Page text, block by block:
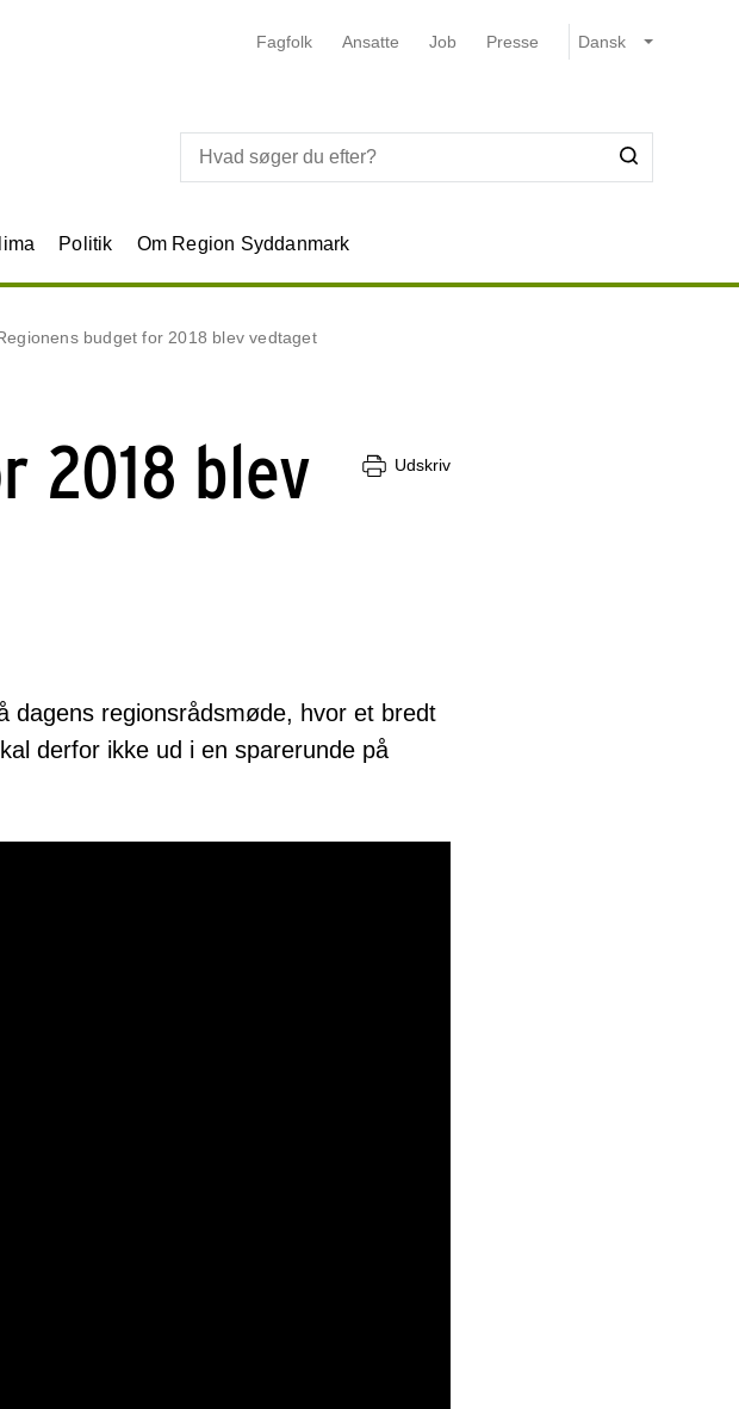
Fagfolk Ansatte Job Presse
Politik Om Region Syddanmark
budget for 2018 blev vedtaget
2018 blev
Udskriv
dagens regionsrådsmøde, hvor et bredt
derfor ikke ud i en sparerunde på